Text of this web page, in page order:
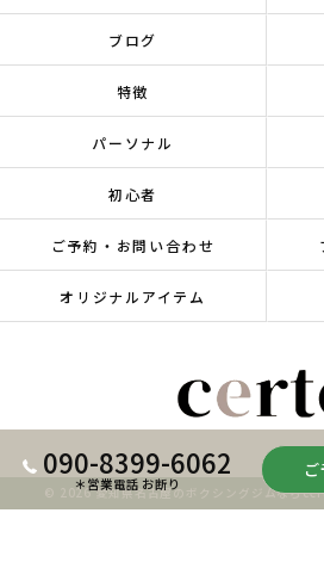
090-8399-6062
＊営業電話 お断り
ブログ
特徴
パーソナル
初心者
ご予約・お問い合わせ
オリジナルアイテム
© 2026 愛知県名古屋のボクシングジムなら